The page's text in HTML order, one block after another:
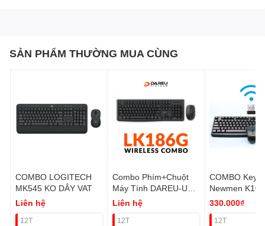
SẢN PHẨM THƯỜNG MUA CÙNG
COMBO LOGITECH
MK545 KO DÂY VAT
Liên hệ
12T
Combo Phím+Chuột
Máy Tính DAREU-U
LK186G (KO DÂY)
Liên hệ
12T
COMBO
Newmen
dây) VAT
330.000₫
12T